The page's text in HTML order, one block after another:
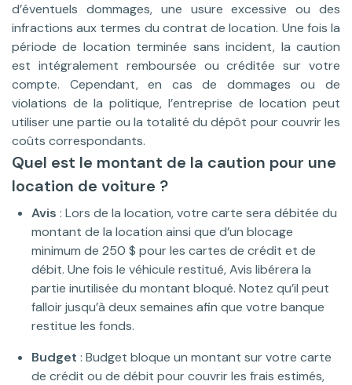
d’éventuels dommages, une usure excessive ou des
infractions aux termes du contrat de location. Une fois la
période de location terminée sans incident, la caution
est intégralement remboursée ou créditée sur votre
compte. Cependant, en cas de dommages ou de
violations de la politique, l’entreprise de location peut
utiliser une partie ou la totalité du dépôt pour couvrir les
coûts correspondants.
Quel est le montant de la caution pour une
location de voiture ?
Avis : Lors de la location, votre carte sera débitée du
montant de la location ainsi que d’un blocage
minimum de 250 $ pour les cartes de crédit et de
débit. Une fois le véhicule restitué, Avis libérera la
partie inutilisée du montant bloqué. Notez qu’il peut
falloir jusqu’à deux semaines afin que votre banque
restitue les fonds.
Budget : Budget bloque un montant sur votre carte
de crédit ou de débit pour couvrir les frais estimés,